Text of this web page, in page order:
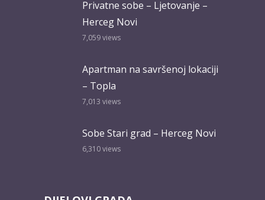
Privatne sobe – Ljetovanje –
Herceg Novi
7,059views
Apartman na savršenoj lokaciji
– Topla
7,013 views
Sobe Stari grad – Herceg Novi
6,310views